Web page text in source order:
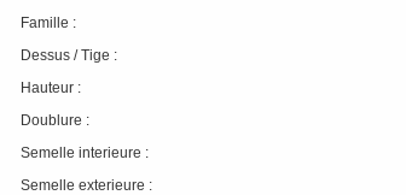
Famille :
Dessus / Tige :
Hauteur :
Doublure :
Semelle interieure :
Semelle exterieure :